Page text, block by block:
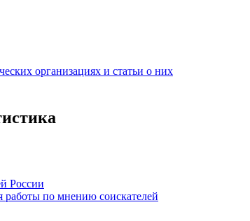
организациях и статьи о них
России
по мнению соискателей